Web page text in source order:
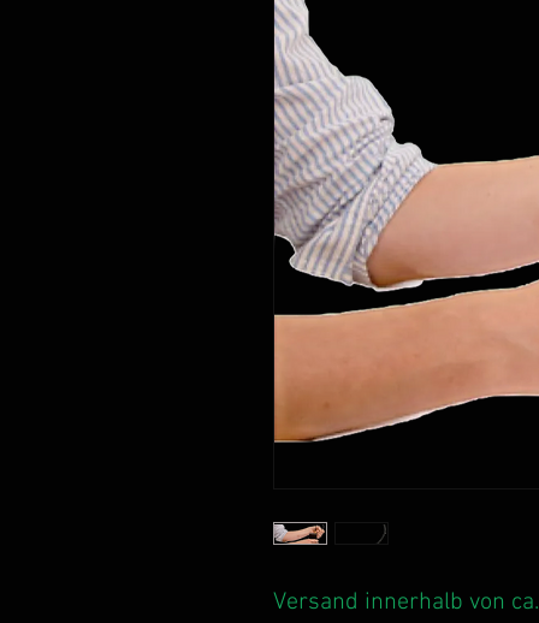
Versand innerhalb von